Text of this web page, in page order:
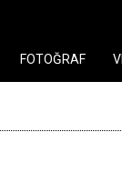
FOTOĞRAF